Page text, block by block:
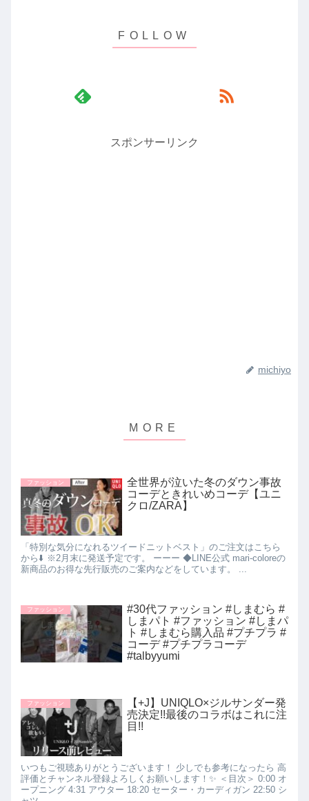
スポンサーリンク
michiyo
ファッション
全世界が泣いた冬のダウン事故
コーデときれいめコーデ【ユニ
クロ/ZARA】
「特別な気分になれるツイードニットベスト」のご注文はこちら
から⬇️ ※2月末に発送予定です。 ーーー ◆LINE公式 mari-coloreの
新商品のお得な先行販売のご案内などをしています。 ...
ファッション
#30代ファッション #しまむら #
しまパト #ファッション #しまパ
ト #しまむら購入品 #プチプラ #
コーデ #プチプラコーデ
#talbyyumi
ファッション
【+J】UNIQLO×ジルサンダー発
売決定!!最後のコラボはこれに注
目!!
いつもご視聴ありがとうございます！ 少しでも参考になったら 高
評価とチャンネル登録よろしくお願いします！✨ ＜目次＞ 0:00 オ
ープニング 4:31 アウター 18:20 セーター・カーディガン 22:50 シ